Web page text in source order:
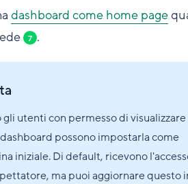
dashboard come home page
7 .
gli utenti con permesso di visualizzare
possono impostarla come
iniziale. Di default, ricevono
ma puoi aggiornare questo